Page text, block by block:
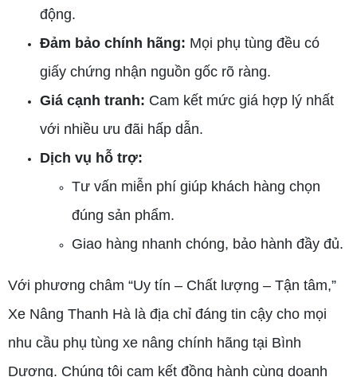
động.
Đảm bảo chính hãng: Mọi phụ tùng đều có
giấy chứng nhận nguồn gốc rõ ràng.
Giá cạnh tranh: Cam kết mức giá hợp lý nhất
với nhiều ưu đãi hấp dẫn.
Dịch vụ hỗ trợ:
Tư vấn miễn phí giúp khách hàng chọn
đúng sản phẩm.
Giao hàng nhanh chóng, bảo hành đầy đủ.
Với phương châm “Uy tín – Chất lượng – Tận tâm,”
Xe Nâng Thanh Hà là địa chỉ đáng tin cậy cho mọi
nhu cầu phụ tùng xe nâng chính hãng tại Bình
Dương. Chúng tôi cam kết đồng hành cùng doanh